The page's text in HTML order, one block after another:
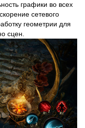
графики во всех
сетевого
геометрии для
сцен.